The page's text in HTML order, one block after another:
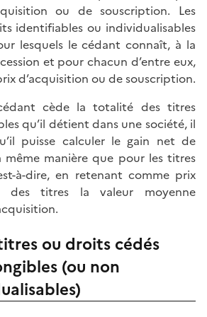
ou de souscription. Les
identifiables ou individualisables
lesquels le cédant connaît, à la
et pour chacun d’entre eux,
d’acquisition ou de souscription.
cède la totalité des titres
qu’il détient dans une société, il
puisse calculer le gain net de
même manière que pour les titres
à-dire, en retenant comme prix
des titres la valeur moyenne
ou droits cédés
(ou non